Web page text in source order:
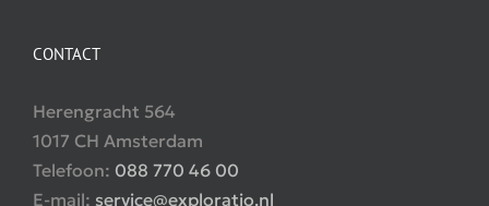
CONTACT
Herengracht 564
1017 CH Amsterdam
Telefoon: 088 770 46 00
E-mail: service@exploratio.nl